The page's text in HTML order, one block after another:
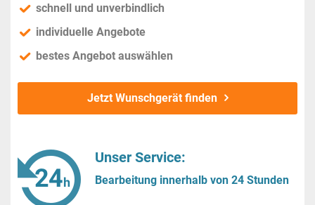
schnell und unverbindlich
individuelle Angebote
bestes Angebot auswählen
Jetzt Wunschgerät finden
Unser Service:
Bearbeitung innerhalb von 24 Stunden